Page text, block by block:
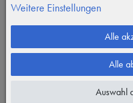
Weitere Einstellungen
Alle
Alle
Auswahl